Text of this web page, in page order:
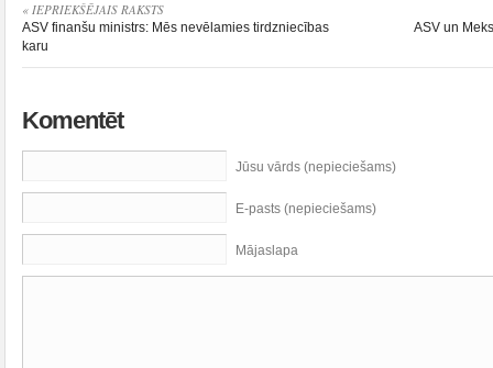
« IEPRIEKŠĒJAIS RAKSTS
ASV finanšu ministrs: Mēs nevēlamies tirdzniecības
karu
ASV un
Komentēt
Jūsu vārds (nepieciešams)
E-pasts (nepieciešams)
Mājaslapa